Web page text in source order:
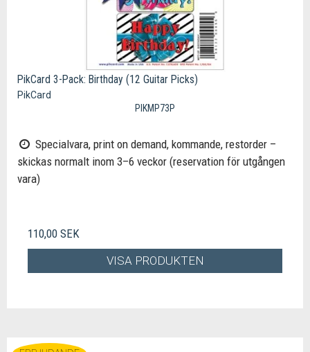
PikCard 3-Pack: Birthday (12 Guitar Picks)
PikCard
PIKMP73P
Specialvara, print on demand, kommande, restorder –
skickas normalt inom 3–6 veckor (reservation för utgången
vara)
110,00 SEK
VISA PRODUKTEN